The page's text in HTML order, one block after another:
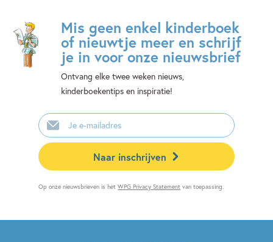
Mis geen enkel kinderboek
of nieuwtje meer en schrijf
je in voor onze nieuwsbrief
Ontvang elke twee weken nieuws,
kinderboekentips en inspiratie!
E-
mailadres
Naar inschrijven
Op onze nieuwsbrieven is hetWPG Privacy Statement van toepassing.